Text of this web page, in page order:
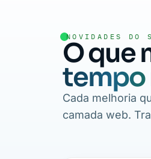
NOVIDADES DO
O que
tempo
Cada melhoria
camada web.